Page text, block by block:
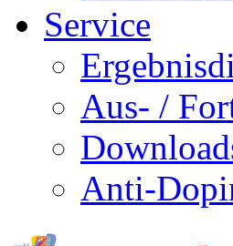
Service
Aus- /
Anti-